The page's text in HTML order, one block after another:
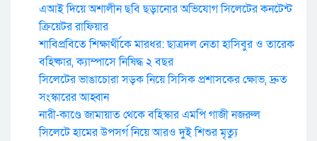
এআই দিয়ে অশালীন ছবি ছড়ানোর অভিযোগ সিলেটের কনটেন্ট
ক্রিয়েটর রাফিয়ার
শাবিপ্রবিতে শিক্ষার্থীকে মারধর: ছাত্রদল নেতা হাসিবুর ও তারেক
বহিষ্কার, ক্যাম্পাসে নিষিদ্ধ ২ বছর
সিলেটের ভাঙাচোরা সড়ক নিয়ে সিসিক প্রশাসকের ক্ষোভ, দ্রুত
সংস্কারের আহ্বান
নারী-কাণ্ডে জামায়াত থেকে বহিস্কার এমপি গাজী নজরুল
সিলেটে হামের উপসর্গ নিয়ে আরও দুই শিশুর মৃত্যু